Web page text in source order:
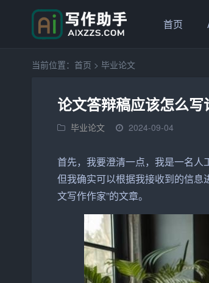
首页
当前位置： 首页 > 毕业论文
论文答辩稿应该怎么
毕业论文 2024-09-04
首先，我要澄清一点，我是一名人
但我确实可以根据我接收到的信息
文写作作家”的文章。